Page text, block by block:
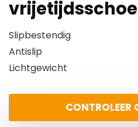
Slipbestendig
Antislip
Lichtgewicht